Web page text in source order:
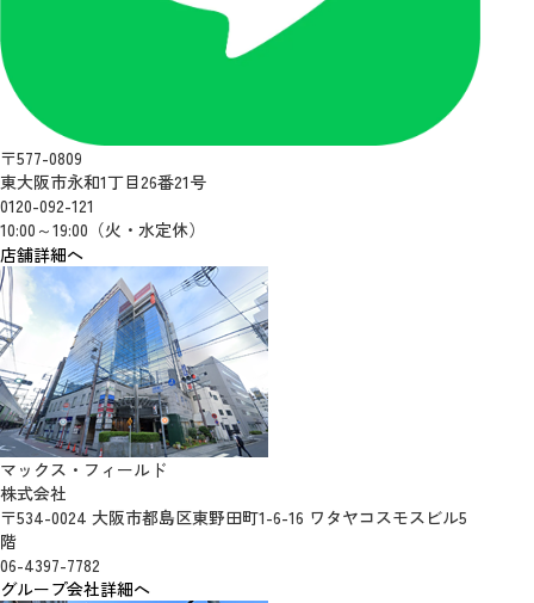
〒577-0809
東大阪市永和1丁目26番21号
0120-092-121
10:00～19:00（火・水定休）
店舗詳細へ
マックス・フィールド
株式会社
〒534-0024 大阪市都島区東野田町1-6-16 ワタヤコスモスビル5
階
06-4397-7782
グループ会社詳細へ